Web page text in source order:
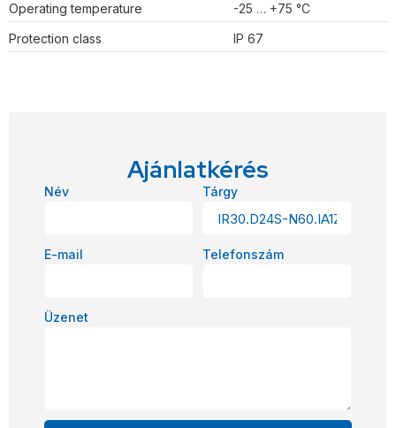
Operating temperature
-25 … +75 °C
Protection class
IP 67
Ajánlatkérés
Név Tárgy
E-mail Telefonszám
Üzenet